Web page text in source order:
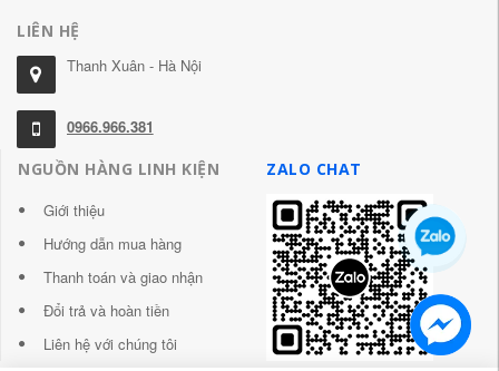
LIÊN HỆ
Thanh Xuân - Hà Nội
0966.966.381
NGUỒN HÀNG LINH KIỆN
Giới thiệu
Hướng dẫn mua hàng
Thanh toán và giao nhận
Đổi trả và hoàn tiền
Liên hệ với chúng tôi
ZALO CHAT